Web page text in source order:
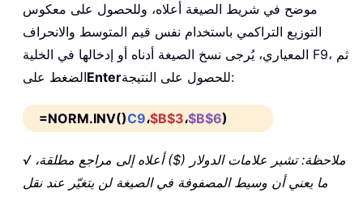
موضح في شريط الصيغة أعلاه، وللحصول على معكوس
التوزيع التراكمي باستخدام نفس قيم المتوسط والانحراف
المعياري، يُرجى نسخ الصيغة أدناه أو إدخالها في الخلية F9، ثم
الضغط علىEnter للحصول على النتيجة:
=NORM.INV()C9،$B$3،$B$6)
√ ملاحظة: تشير علامات الدولار ($) أعلاه إلى مراجع مطلقة،
ما يعني أن وسيط المصفوفة في الصيغة لن يتغيّر عند نقل